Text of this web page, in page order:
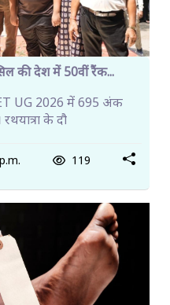
की देश में 50वीं रैंक...
UG 2026 में 695 अंक
के दौ
119